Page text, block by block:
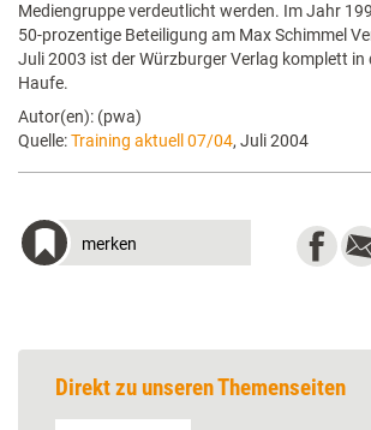
Mediengruppe verdeutlicht werden. Im Jahr
50-prozentige Beteiligung am Max Schimmel
Juli 2003 ist der Würzburger Verlag komplett in
Haufe.
Autor(en): (pwa)
Quelle:Training aktuell 07/04, Juli 2004
merken
Direkt zu unseren Themenseiten